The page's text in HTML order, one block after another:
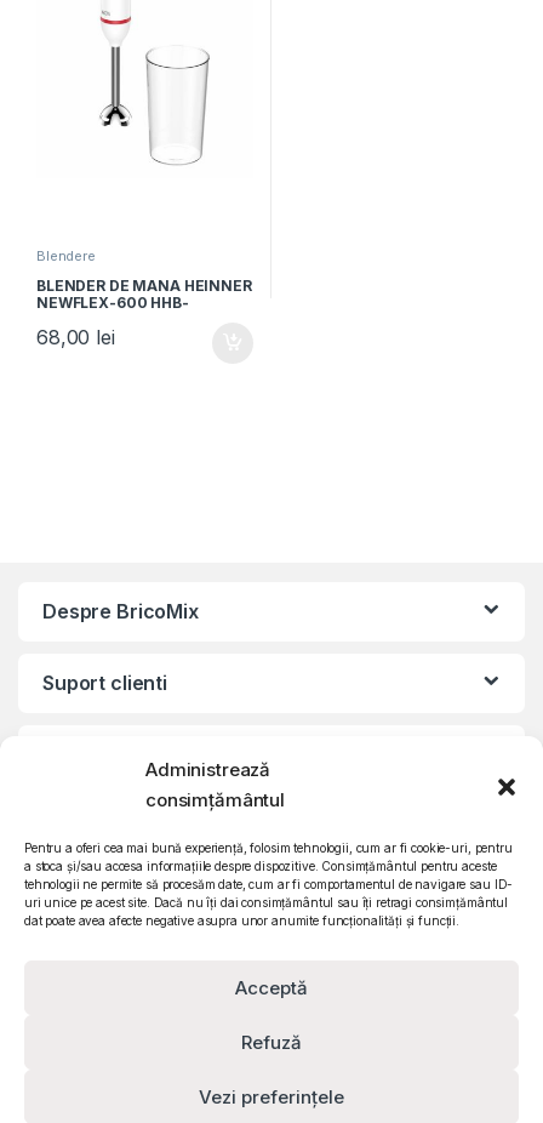
Administrează
consimțământul
Pentru a oferi cea mai bună experiență, folosim tehnologii, cum ar fi cookie-uri, pentru
a stoca și/sau accesa informațiile despre dispozitive. Consimțământul pentru aceste
tehnologii ne permite să procesăm date, cum ar fi comportamentul de navigare sau ID-
uri unice pe acest site. Dacă nu îți dai consimțământul sau îți retragi consimțământul
dat poate avea afecte negative asupra unor anumite funcționalități și funcții.
Acceptă
Refuză
Vezi preferințele
Blendere
BLENDER DE MANA HEINNER
NEWFLEX-600 HHB-
viteze, Pahar gradat 0.7L,
Lame inox, Alb/Rosu/Verde
68,00 lei
Despre BricoMix
Suport clienti
©2010 – 2024 Quattro SRL
CIF: RO15571358 | Reg. com: J26/839/2003